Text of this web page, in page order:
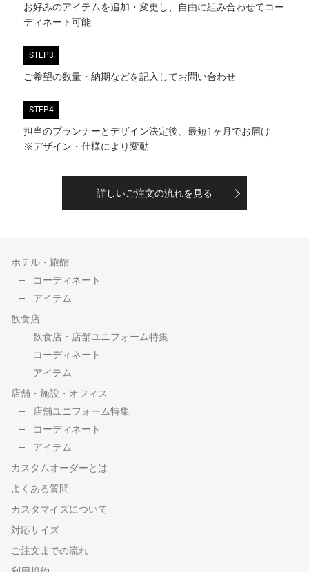
お好みのアイテムを追加・変更し、自由に組み合わせてコー
ディネート可能
STEP3
ご希望の数量・納期などを記入してお問い合わせ
STEP4
担当のプランナーとデザイン決定後、最短1ヶ月でお届け
※デザイン・仕様により変動
詳しいご注文の流れを見る
ホテル・旅館
コーディネート
アイテム
飲食店
飲食店・店舗ユニフォーム特集
コーディネート
アイテム
店舗・施設・オフィス
店舗ユニフォーム特集
コーディネート
アイテム
カスタムオーダーとは
よくある質問
カスタマイズについて
対応サイズ
ご注文までの流れ